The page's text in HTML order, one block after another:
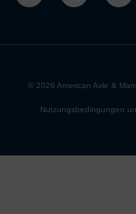
© 2026 American Axle &
Nutzungsbedingungen